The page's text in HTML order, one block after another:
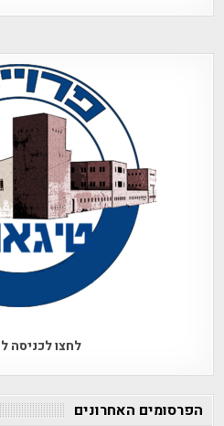
לחצו לכניסה
הפרסומים האחרונים